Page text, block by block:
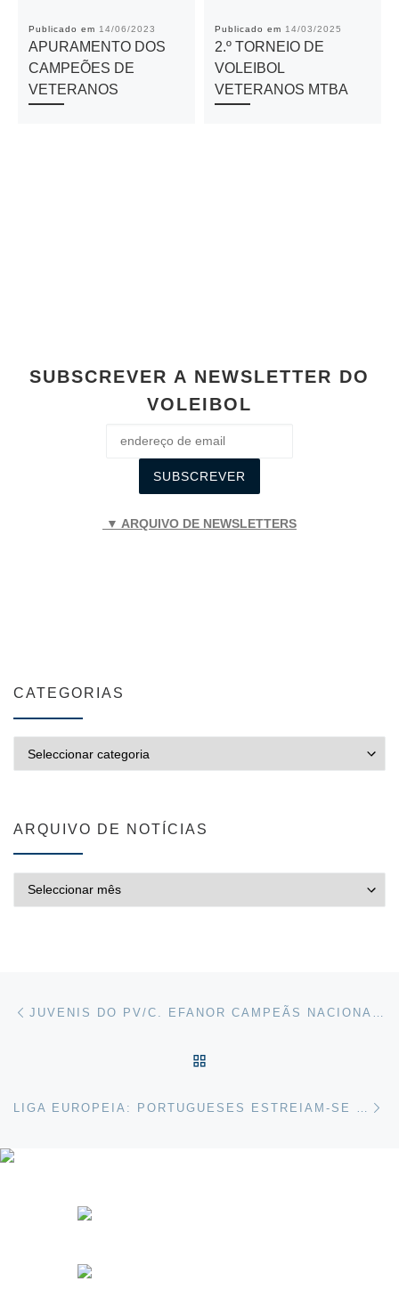
Publicado em 14/06/2023
APURAMENTO DOS
CAMPEÕES DE
VETERANOS
Publicado em 14/03/2025
2.º TORNEIO DE
VOLEIBOL
VETERANOS MTBA
SUBSCREVER A NEWSLETTER DO
VOLEIBOL
▼ ARQUIVO DE NEWSLETTERS
CATEGORIAS
ARQUIVO DE NOTÍCIAS
Post navigation